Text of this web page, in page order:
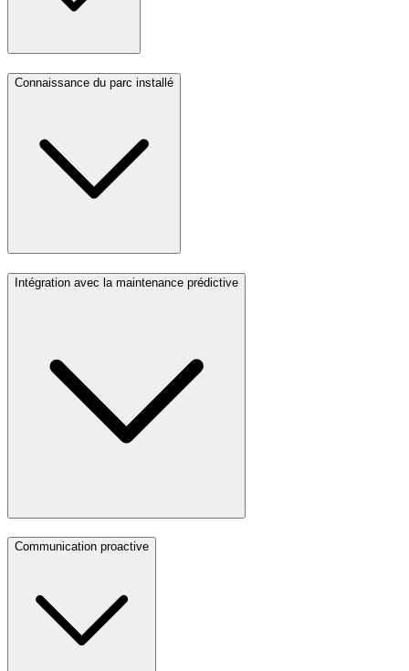
Connaissance du parc installé
Intégration avec la maintenance prédictive
Communication proactive